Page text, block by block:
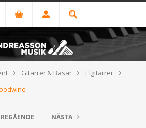
Gitarrer & Basar
Elgitarrer
NÄSTA